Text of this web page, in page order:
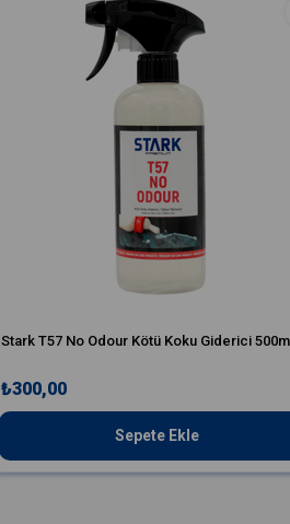
Stark T57 No Odour Kötü Koku Giderici 500ml
₺300,00
Sepete Ekle